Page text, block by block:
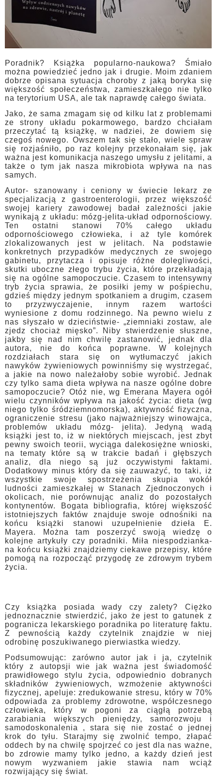
Poradnik? Książka popularno-naukowa? Śmiało
można powiedzieć jedno jak i drugie. Moim zdaniem
dobrze opisana sytuacja choroby z jaką boryka się
większość społeczeństwa, zamieszkałego nie tylko
na terytorium USA, ale tak naprawdę całego świata.
Jako, że sama zmagam się od kilku lat z problemami
ze strony układu pokarmowego, bardzo chciałam
przeczytać tą książkę, w nadziei, że dowiem się
czegoś nowego. Owszem tak się stało, wiele spraw
się rozjaśniło, po raz kolejny przekonałam się, jak
ważna jest komunikacja naszego umysłu z jelitami, a
także o tym jak nasza mikrobiota wpływa na nas
samych.
Autor- szanowany i ceniony w świecie lekarz ze
specjalizacją z gastroenterologii, przez większość
swojej kariery zawodowej badał zależności jakie
wynikają z układu: mózg-jelita-układ odpornościowy.
Ten ostatni stanowi 70% całego układu
odpornościowego człowieka, i aż tyle komórek
zlokalizowanych jest w jelitach. Na podstawie
konkretnych przypadków medycznych ze swojego
gabinetu, przytacza i opisuje różne dolegliwości,
skutki uboczne złego trybu życia, które przekładają
się na ogólne samopoczucie. Czasem to intensywny
tryb życia sprawia, że posiłki jemy w pośpiechu,
gdzieś między jednym spotkaniem a drugim, czasem
to przyzwyczajenie, innym razem wartości
wyniesione z domu rodzinnego. Na pewno wielu z
nas słyszało w dzieciństwie- „ziemniaki zostaw, ale
zjedz chociaż mięsko”. Niby stwierdzenie słuszne,
jakby się nad nim chwilę zastanowić, jednak dla
autora, nie do końca poprawne. W kolejnych
rozdziałach stara się on wytłumaczyć jakich
nawyków żywieniowych powinniśmy się wystrzegać,
a jakie na nowo należałoby sobie wyrobić. Jednak
czy tylko sama dieta wpływa na nasze ogólne dobre
samopoczucie? Otóż nie, wg Emerana Mayera ogół
wielu czynników wpływa na jakość życia: dieta (wg
niego tylko śródziemnomorska), aktywność fizyczna,
ograniczenie stresu (jako najważniejszy winowajca,
problemów układu mózg- jelita). Jedyną wadą
książki jest to, iż w niektórych miejscach, jest zbyt
pewny swoich teorii, wyciąga dalekosiężne wnioski,
na tematy które są w trakcie badań i głębszych
analiz, dla niego są już oczywistymi faktami.
Dodatkowy minus który da się zauważyć, to taki, iż
wszystkie swoje spostrzeżenia skupia wokół
ludności zamieszkałej w Stanach Zjednoczonych i
okolicach, nie porównując analiz do pozostałych
kontynentów. Bogata bibliografia, której większość
istotniejszych faktów znajduje swoje odnośniki na
końcu książki stanowi uzupełnienie dzieła E.
Mayera. Można tam poszerzyć swoją wiedzę o
kolejne artykuły czy poradniki. Miła niespodzianka-
na końcu książki znajdziemy ciekawe przepisy, które
pomogą na rozpocząć przygodę ze zdrowym trybem
życia.
Czy książka posiada wady czy zalety? Ciężko
jednoznacznie stwierdzić, jako że jest to gatunek z
pogranicza lekarskiego poradnika po literaturę faktu.
Z pewnością każdy czytelnik znajdzie w niej
odrobinę poszukiwanego pierwiastka wiedzy.
Podsumowując: zarówno autor jak i ja, czytelnik
który z autopsji wie jak ważna jest świadomość
prawidłowego stylu życia, odpowiednio dobranych
składników żywieniowych, wzmożenie aktywności
fizycznej, apeluje: zredukowanie stresu, który w 70%
odpowiada za problemy zdrowotne, współczesnego
człowieka, który w pogoni za ciągłą potrzebą
zarabiania większych pieniędzy, samorozwoju i
samodoskonalenia , stara się nie zostać o jednej
krok do tyłu. Starajmy się zwolnić tempo, złapać
oddech by na chwilę spojrzeć co jest dla nas ważne,
bo zdrowie mamy tylko jedno, a każdy dzień jest
nowym wyzwaniem jakie stawia nam wciąż
rozwijający się świat.